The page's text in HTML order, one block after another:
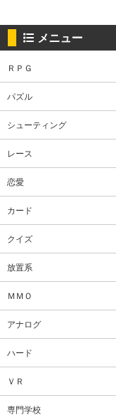
メニュー
ＲＰＧ
パズル
シューティング
レース
恋愛
カード
クイズ
放置系
ＭＭＯ
アナログ
ハード
ＶＲ
専門学校